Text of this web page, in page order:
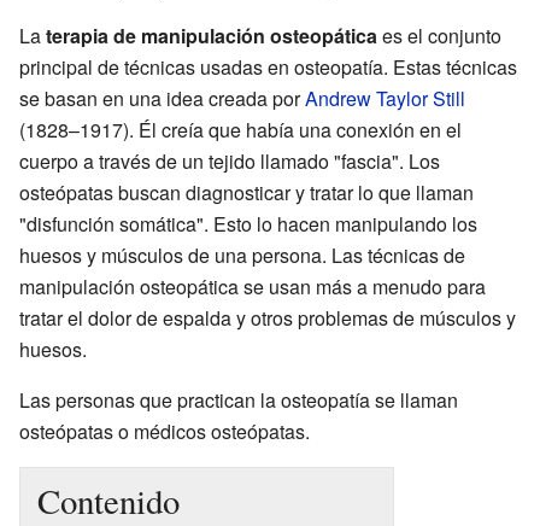
Laterapia de manipulación osteopáticaes el conjunto
principal de técnicas usadas en osteopatía. Estas técnicas
se basan en una idea creada porAndrew Taylor Still
(1828–1917). Él creía que había una conexión en el
cuerpo a través de un tejido llamado "fascia". Los
osteópatas buscan diagnosticar y tratar lo que llaman
"disfunción somática". Esto lo hacen manipulando los
huesos y músculos de una persona. Las técnicas de
manipulación osteopática se usan más a menudo para
tratar el dolor de espalda y otros problemas de músculos y
huesos.
Las personas que practican la osteopatía se llaman
osteópatas o médicos osteópatas.
Contenido